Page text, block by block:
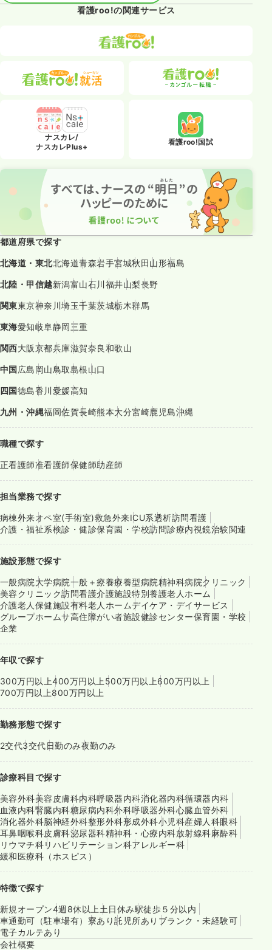
看護roo!の関連サービス
ナスカレ/
ナスカレPlus+
看護roo!国試
都道府県で探す
北海道・東北北海道青森岩手宮城秋田山形福島
北陸・甲信越新潟富山石川福井山梨長野
関東東京神奈川埼玉千葉茨城栃木群馬
東海愛知岐阜静岡三重
関西大阪京都兵庫滋賀奈良和歌山
中国広島岡山鳥取島根山口
四国徳島香川愛媛高知
九州・沖縄福岡佐賀長崎熊本大分宮崎鹿児島沖縄
職種で探す
正看護師准看護師保健師助産師
担当業務で探す
病棟外来オペ室(手術室)救急外来ICU系透析訪問看護
介護・福祉系検診・健診保育園・学校訪問診療内視鏡治験関連
施設形態で探す
一般病院大学病院一般＋療養療養型病院精神科病院クリニック
美容クリニック訪問看護介護施設特別養護老人ホーム
介護老人保健施設有料老人ホームデイケア・デイサービス
グループホームサ高住障がい者施設健診センター保育園・学校
企業
年収で探す
300万円以上400万円以上 500万円以上600万円以上
700万円以上800万円以上
勤務形態で探す
2交代3交代日勤のみ夜勤のみ
診療科目で探す
美容外科美容皮膚科内科呼吸器内科消化器内科循環器内科
血液内科腎臓内科糖尿病内科外科呼吸器外科心臓血管外科
消化器外科脳神経外科整形外科形成外科小児科産婦人科眼科
耳鼻咽喉科皮膚科泌尿器科精神科・心療内科放射線科麻酔科
リウマチ科リハビリテーション科アレルギー科
緩和医療科（ホスピス）
特徴で探す
新規オープン4週8休以上 土日休み駅徒歩５分以内
車通勤可（駐車場有） 寮あり託児所あり ブランク・未経験可
電子カルテあり
会社概要